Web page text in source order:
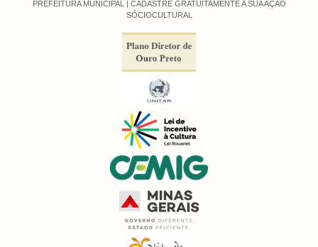
PREFEITURA MUNICIPAL | CADASTRE GRATUITAMENTE A SUA AÇÃO
SÓCIOCULTURAL